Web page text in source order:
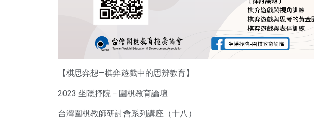
【棋思弈想—棋弈遊戲中的思辨教育】
2023 坐隱抒院－圍棋教育論壇
台灣圍棋教師研討會系列講座（十八）